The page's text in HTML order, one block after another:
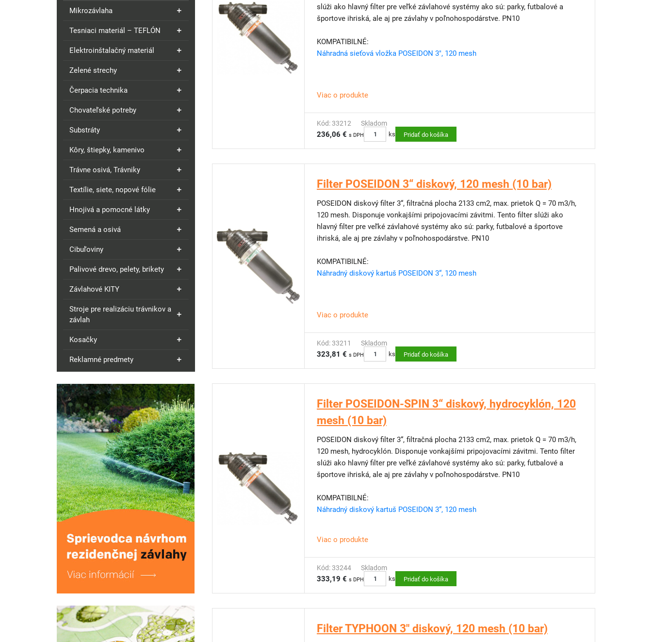
Mikrozávlaha
Tesniaci materiál – TEFLÓN
Elektroinštalačný materiál
Zelené strechy
Čerpacia technika
Chovateľské potreby
Substráty
Kôry, štiepky, kamenivo
Trávne osivá, Trávniky
Textílie, siete, nopové fólie
Hnojivá a pomocné látky
Semená a osivá
Cibuľoviny
Palivové drevo, pelety, brikety
Závlahové KITY
Stroje pre realizáciu trávnikov a
závlah
Kosačky
Reklamné predmety
slúži ako hlavný filter pre veľké závlahové systémy ako sú: parky, futbalové a
športove ihriská, ale aj pre závlahy v poľnohospodárstve. PN10
KOMPATIBILNÉ:
Náhradná sieťová vložka POSEIDON 3", 120 mesh
Viac o produkte
Kód: 33212 Skladom
236,06 € s DPH ks Pridať do košíka
Filter POSEIDON 3“ diskový, 120 mesh (10 bar)
POSEIDON diskový filter 3“, filtračná plocha 2133 cm2, max. prietok Q = 70 m3/h,
120 mesh. Disponuje vonkajšími pripojovacími závitmi. Tento filter slúži ako
hlavný filter pre veľké závlahové systémy ako sú: parky, futbalové a športove
ihriská, ale aj pre závlahy v poľnohospodárstve. PN10
KOMPATIBILNÉ:
Náhradný diskový kartuš POSEIDON 3“, 120 mesh
Viac o produkte
Kód: 33211 Skladom
323,81 € s DPH ks Pridať do košíka
Filter POSEIDON-SPIN 3“ diskový, hydrocyklón, 120
mesh (10 bar)
POSEIDON diskový filter 3“, filtračná plocha 2133 cm2, max. prietok Q = 70 m3/h,
120 mesh, hydrocyklón. Disponuje vonkajšími pripojovacími závitmi. Tento filter
slúži ako hlavný filter pre veľké závlahové systémy ako sú: parky, futbalové a
športove ihriská, ale aj pre závlahy v poľnohospodárstve. PN10
KOMPATIBILNÉ:
Náhradný diskový kartuš POSEIDON 3“, 120 mesh
Viac o produkte
Kód: 33244 Skladom
333,19 € s DPH ks Pridať do košíka
Filter TYPHOON 3" diskový, 120 mesh (10 bar)